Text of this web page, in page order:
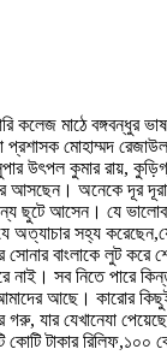
কলেজ মাঠে বঙ্গবন্ধুর
মোহাম্মদ
উৎপল কুমার রায়,
আসছেন। অনেকে দূর
আসেন। যে
সহ্য
সোনার বাংলাকে
নাই। সব নিতে পারে
আছে। কারোর
যার যেখানেযা
টাকার